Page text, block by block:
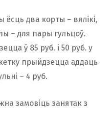
два корты – вялікі,
– для пары гульцоў.
ў 85 руб. і 50 руб. у
прыйдзецца аддаць
– 4 руб.
замовіць занятак з